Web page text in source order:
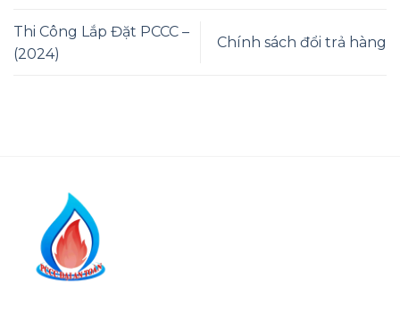
Thi Công Lắp Đặt PCCC –
(2024)
Chính sách đổi trả hàng